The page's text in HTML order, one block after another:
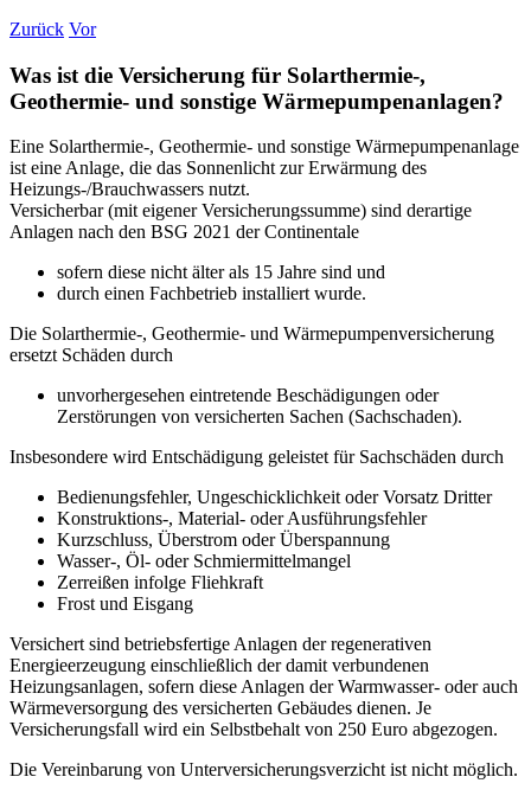
Zurück Vor
Was ist die Versicherung für Solarthermie-,
Geothermie- und sonstige Wärmepumpenanlagen?
Eine Solarthermie-, Geothermie- und sonstige Wärmepumpenanlage
ist eine Anlage, die das Sonnenlicht zur Erwärmung des
Heizungs-/Brauchwassers nutzt.
Versicherbar (mit eigener Versicherungssumme) sind derartige
Anlagen nach den BSG 2021 der Continentale
sofern diese nicht älter als 15 Jahre sind und
durch einen Fachbetrieb installiert wurde.
Die Solarthermie-, Geothermie- und Wärmepumpenversicherung
ersetzt Schäden durch
unvorhergesehen eintretende Beschädigungen oder
Zerstörungen von versicherten Sachen (Sachschaden).
Insbesondere wird Entschädigung geleistet für Sachschäden durch
Bedienungsfehler, Ungeschicklichkeit oder Vorsatz Dritter
Konstruktions-, Material- oder Ausführungsfehler
Kurzschluss, Überstrom oder Überspannung
Wasser-, Öl- oder Schmiermittelmangel
Zerreißen infolge Fliehkraft
Frost und Eisgang
Versichert sind betriebsfertige Anlagen der regenerativen
Energieerzeugung einschließlich der damit verbundenen
Heizungsanlagen, sofern diese Anlagen der Warmwasser- oder auch
Wärmeversorgung des versicherten Gebäudes dienen. Je
Versicherungsfall wird ein Selbstbehalt von 250 Euro abgezogen.
Die Vereinbarung von Unterversicherungsverzicht ist nicht möglich.